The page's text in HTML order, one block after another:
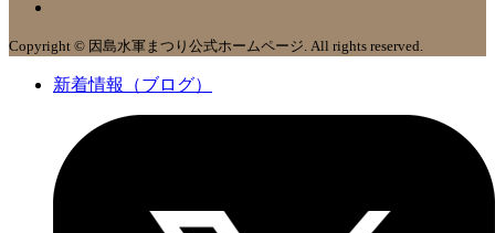
Copyright © 因島水軍まつり公式ホームページ. All rights reserved.
新着情報（ブログ）